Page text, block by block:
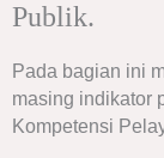
Publik.
Pada bagian ini
masing indikator
Kompetensi